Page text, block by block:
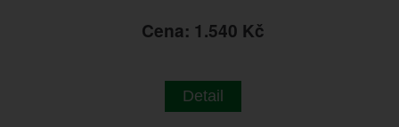
Cena: 1.540 Kč
Detail